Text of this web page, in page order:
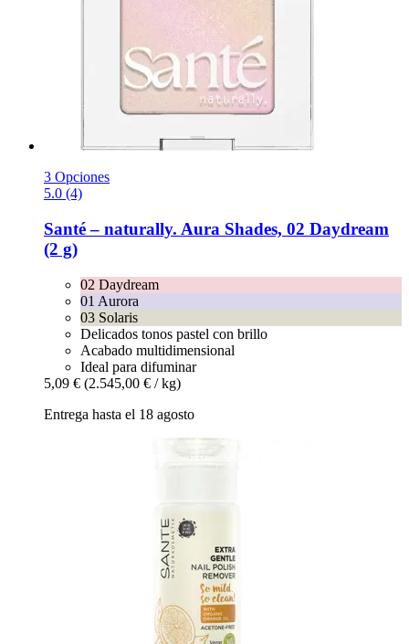
3 Opciones
5.0 (4)
Santé – naturally. Aura Shades, 02 Daydream
(2 g)
02 Daydream
01 Aurora
03 Solaris
Delicados tonos pastel con brillo
Acabado multidimensional
Ideal para difuminar
5,09 € (2.545,00 € / kg)
Entrega hasta el 18 agosto